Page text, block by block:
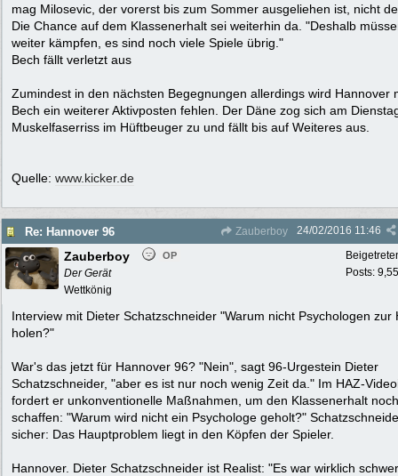
mag Milosevic, der vorerst bis zum Sommer ausgeliehen ist, nicht
Die Chance auf dem Klassenerhalt sei weiterhin da. "Deshalb
weiter kämpfen, es sind noch viele Spiele übrig."
Bech fällt verletzt aus
Zumindest in den nächsten Begegnungen allerdings wird Hannover
Bech ein weiterer Aktivposten fehlen. Der Däne zog sich am
Muskelfaserriss im Hüftbeuger zu und fällt bis auf Weiteres aus.
Quelle: www.kicker.de
Re: Hannover 96 Zauberboy 24/02/2016 11:46
Posts:
Zauberboy OP
Der Gerät
Wettkönig
Interview mit Dieter Schatzschneider "Warum nicht Psychologen zur
holen?"
War's das jetzt für Hannover 96? "Nein", sagt 96-Urgestein Dieter
Schatzschneider, "aber es ist nur noch wenig Zeit da." Im HAZ-
fordert er unkonventionelle Maßnahmen, um den Klassenerhalt
schaffen: "Warum wird nicht ein Psychologe geholt?"
sicher: Das Hauptproblem liegt in den Köpfen der Spieler.
Hannover. Dieter Schatzschneider ist Realist: "Es war wirklich